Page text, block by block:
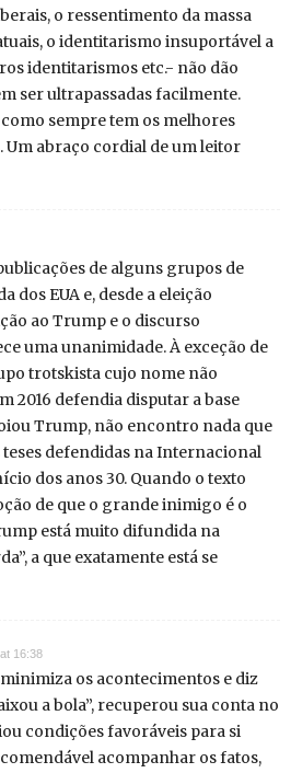
o ressentimento da massa
o identitarismo insuportável a
identitarismos etc.- não dão
ser ultrapassadas facilmente.
como sempre tem os melhores
Um abraço cordial de um leitor
de alguns grupos de
dos EUA e, desde a eleição
ao Trump e o discurso
uma unanimidade. À exceção de
trotskista cujo nome não
2016 defendia disputar a base
Trump, não encontro nada que
teses defendidas na Internacional
dos anos 30. Quando o texto
de que o grande inimigo é o
está muito difundida na
a que exatamente está se
16:38
os acontecimentos e diz
a bola”, recuperou sua conta no
condições favoráveis para si
acompanhar os fatos,